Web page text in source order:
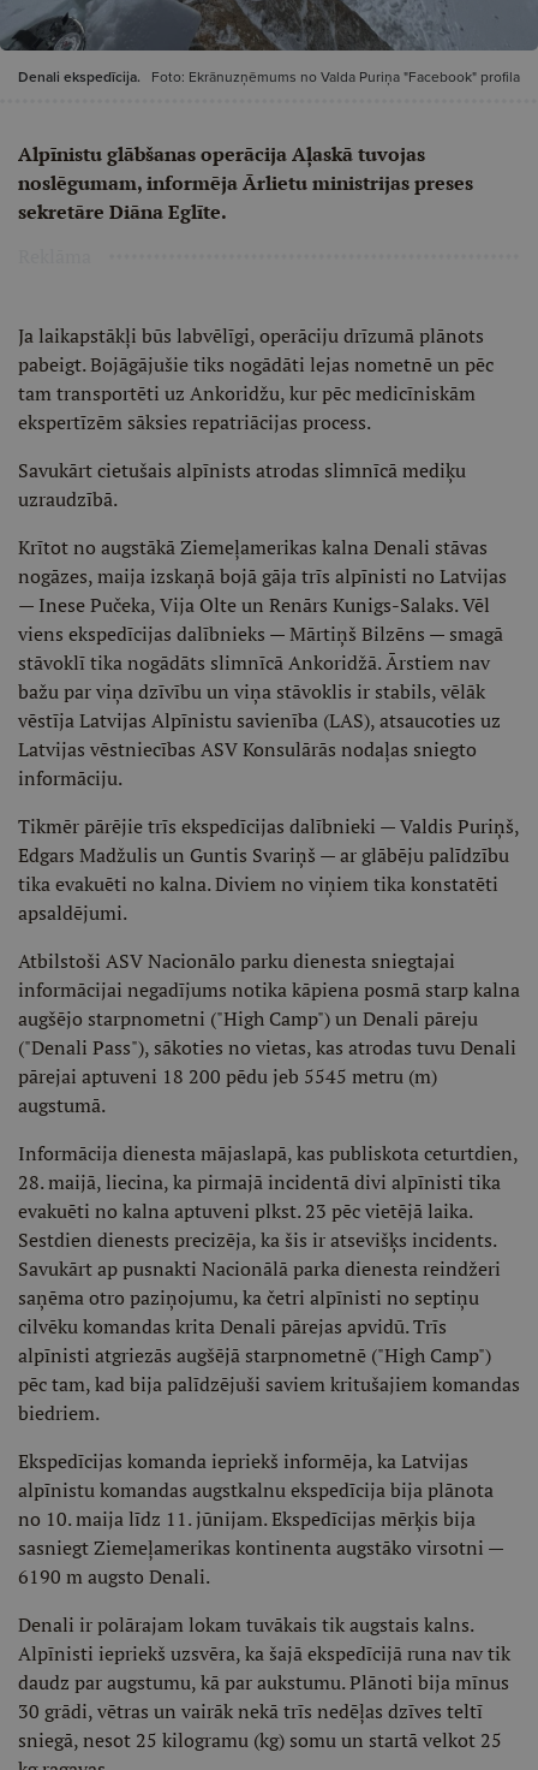
Denali ekspedīcija. Foto: Ekrānuzņēmums no Valda Puriņa "Facebook" profila
Alpīnistu glābšanas operācija Aļaskā tuvojas
noslēgumam, informēja Ārlietu ministrijas preses
sekretāre Diāna Eglīte.
Ja laikapstākļi būs labvēlīgi, operāciju drīzumā plānots
pabeigt. Bojāgājušie tiks nogādāti lejas nometnē un pēc
tam transportēti uz Ankoridžu, kur pēc medicīniskām
ekspertīzēm sāksies repatriācijas process.
Savukārt cietušais alpīnists atrodas slimnīcā mediķu
uzraudzībā.
Krītot no augstākā Ziemeļamerikas kalna Denali stāvas
nogāzes, maija izskaņā bojā gāja trīs alpīnisti no Latvijas
— Inese Pučeka, Vija Olte un Renārs Kunigs-Salaks. Vēl
viens ekspedīcijas dalībnieks — Mārtiņš Bilzēns — smagā
stāvoklī tika nogādāts slimnīcā Ankoridžā. Ārstiem nav
bažu par viņa dzīvību un viņa stāvoklis ir stabils, vēlāk
vēstīja Latvijas Alpīnistu savienība (LAS), atsaucoties uz
Latvijas vēstniecības ASV Konsulārās nodaļas sniegto
informāciju.
Tikmēr pārējie trīs ekspedīcijas dalībnieki — Valdis Puriņš,
Edgars Madžulis un Guntis Svariņš — ar glābēju palīdzību
tika evakuēti no kalna. Diviem no viņiem tika konstatēti
apsaldējumi.
Atbilstoši ASV Nacionālo parku dienesta sniegtajai
informācijai negadījums notika kāpiena posmā starp kalna
augšējo starpnometni ("High Camp") un Denali pāreju
("Denali Pass"), sākoties no vietas, kas atrodas tuvu Denali
pārejai aptuveni 18 200 pēdu jeb 5545 metru (m)
augstumā.
Informācija dienesta mājaslapā, kas publiskota ceturtdien,
28. maijā, liecina, ka pirmajā incidentā divi alpīnisti tika
evakuēti no kalna aptuveni plkst. 23 pēc vietējā laika.
Sestdien dienests precizēja, ka šis ir atsevišķs incidents.
Savukārt ap pusnakti Nacionālā parka dienesta reindžeri
saņēma otro paziņojumu, ka četri alpīnisti no septiņu
cilvēku komandas krita Denali pārejas apvidū. Trīs
alpīnisti atgriezās augšējā starpnometnē ("High Camp")
pēc tam, kad bija palīdzējuši saviem kritušajiem komandas
biedriem.
Ekspedīcijas komanda iepriekš informēja, ka Latvijas
alpīnistu komandas augstkalnu ekspedīcija bija plānota
no 10. maija līdz 11. jūnijam. Ekspedīcijas mērķis bija
sasniegt Ziemeļamerikas kontinenta augstāko virsotni —
6190 m augsto Denali.
Denali ir polārajam lokam tuvākais tik augstais kalns.
Alpīnisti iepriekš uzsvēra, ka šajā ekspedīcijā runa nav tik
daudz par augstumu, kā par aukstumu. Plānoti bija mīnus
30 grādi, vētras un vairāk nekā trīs nedēļas dzīves teltī
sniegā, nesot 25 kilogramu (kg) somu un startā velkot 25